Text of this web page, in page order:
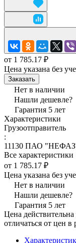
от 1 785.17 ₽
Цена указана без
Заказать
Нет в наличии
Нашли дешевле?
Гарантия 5 лет
Характеристики
Грузоотправитель
:
11130 ПАО "НЕФАЗ"
Все характеристики
от 1 785.17 ₽
Цена указана без
Нет в наличии
Нашли дешевле?
Гарантия 5 лет
Цена
отличаться от цен